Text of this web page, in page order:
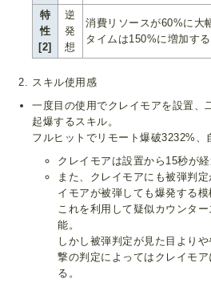
特
性
[2]
逆
発
想
消費リソースが60%に大
タイムは150%に増加する
スキル使用感
一度目の使用でクレイモアを設置、
起爆するスキル。
フルヒットでリモート爆破3232%、
クレイモアは設置から15秒が
また、クレイモアにも被弾判
イモアが被弾しても爆発する模
これを利用して疑似カウンタ
能。
しかし被弾判定が見た目より
撃の判定によってはクレイモ
る。